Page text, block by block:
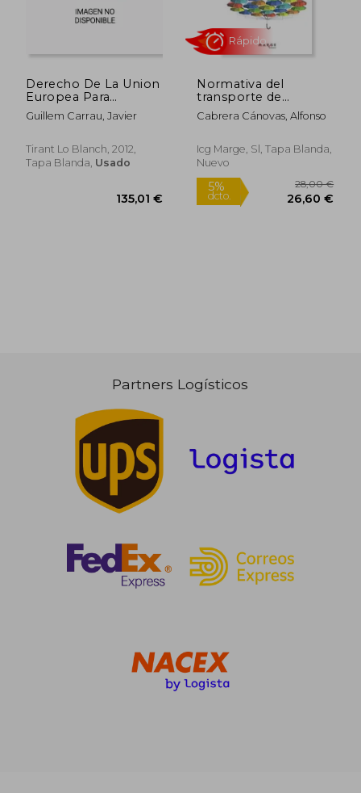
Derecho De La Union
Europea Para
Empresarios
Guillem Carrau, Javier
Tirant Lo Blanch, 2012,
Tapa Blanda, Usado
Normativa del
transporte de
mercancías por
carretera
Cabrera Cánovas, Alfonso
Icg Marge, Sl, Tapa Blanda,
Nuevo
Partners Logísticos